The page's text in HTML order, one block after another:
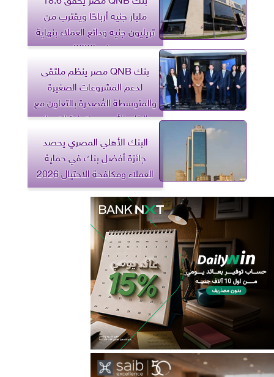
مليار جنيه أرباحًا ويقترب من
تريليون جنيه ودائع العملاء بنهاية
يونيو 2026
بنك QNB مصر ينظم ملتقى
لدعم المشروعات الصغيرة
والمتوسطة المُصدرة بالتعاون مع
البنك الأوروبي لإعادة الإعمار
البنك الأهلي المصري يحصد
جائزة أفضل بنك في حماية
العملاء ومكافحة الاحتيال 2026